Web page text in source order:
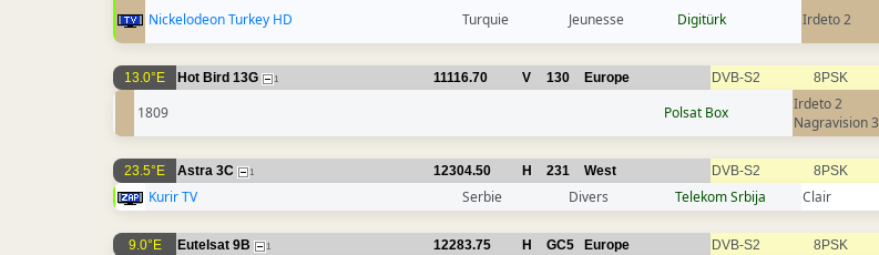
Nickelodeon Turkey HD Turquie Jeunesse Digitürk Irdeto 2
13.0°E Hot Bird 13G 1 11116.70 V 130 Europe DVB-S2 8PSK
1809 Polsat Box
Irdeto 2
Nagravision 3
23.5°E Astra 3C 1 12304.50 H 231 West DVB-S2 8PSK
Kurir TV Serbie Divers Telekom Srbija Clair
9.0°E Eutelsat 9B 1 12283.75 H GC5 Europe DVB-S2 8PSK